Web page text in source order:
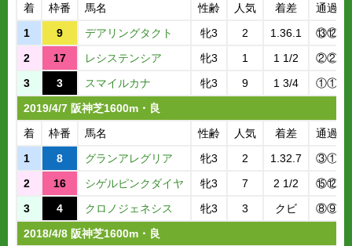
着
枠番 馬名 性齢 人気 着差
通過順
1
9 デアリングタクト 牝3 2 1.36.1
⑬⑫
2
17 レシステンシア 牝3 1 1 1/2
②②
3
3 スマイルカナ 牝3 9 1 3/4
①①
2019/4/7 阪神芝1600m・良
着
枠番 馬名 性齢 人気 着差
通過順
1
8 グランアレグリア 牝3 2 1.32.7
③①
2
16 シゲルピンクダイヤ 牝3 7 2 1/2
⑮⑫
3
4 クロノジェネシス 牝3 3 クビ
⑧⑨
2018/4/8 阪神芝1600m・良